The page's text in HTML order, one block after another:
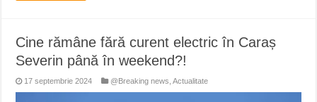
Cine rămâne fără curent electric în Caraș
Severin până în weekend?!
17 septembrie 2024 @Breaking news ,Actualitate